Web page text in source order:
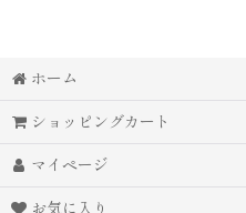
ホーム
ショッピングカート
マイページ
お気に入り